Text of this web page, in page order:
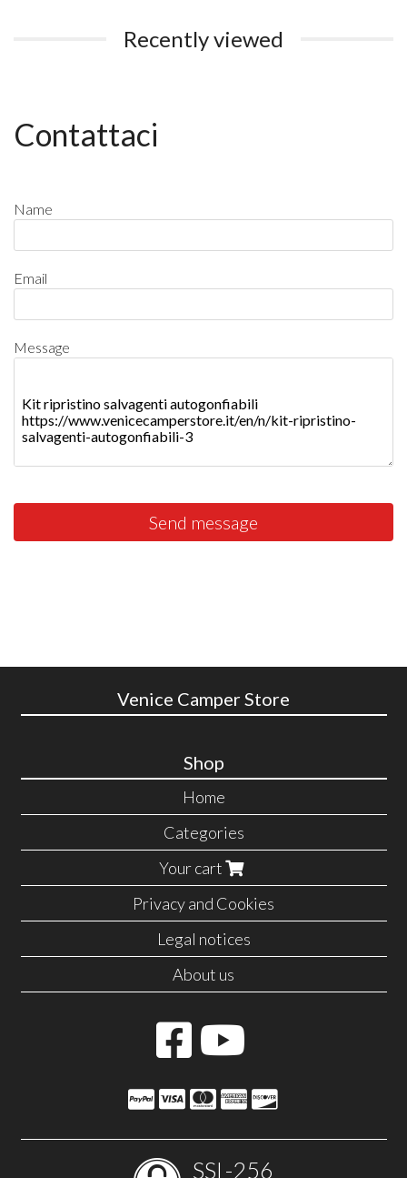
Recently viewed
Contattaci
Name
Email
Message
Send message
Venice Camper Store
Shop
Home
Categories
Your cart
Privacy and Cookies
Legal notices
About us
SSL-256